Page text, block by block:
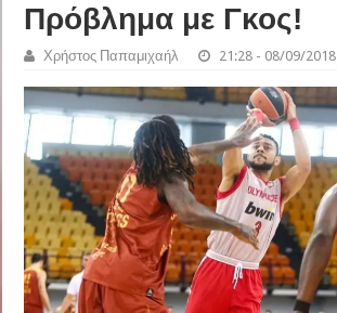
Πρόβλημα με Γκος!
Χρήστος Παπαμιχαήλ 21:28 - 08/09/2018